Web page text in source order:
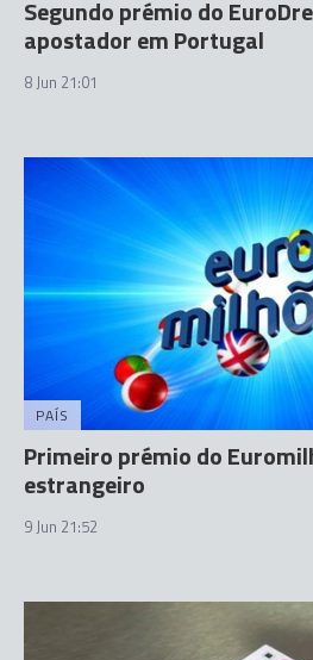
Segundo prémio do
apostador em Portugal
8 Jun 21:01
PAÍS
Primeiro prémio do
estrangeiro
9 Jun 21:52